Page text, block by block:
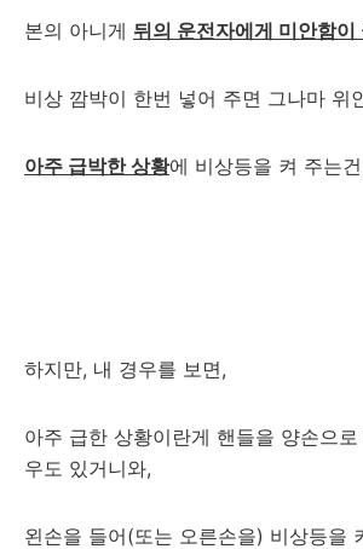
본의 아니게 뒤의 운전자에게 미안함이
비상 깜박이 한번 넣어 주면 그나마 위
아주 급박한 상황에 비상등을 켜 주는
하지만, 내 경우를 보면,
아주 급한 상황이란게 핸들을 양손으
우도 있거니와,
왼손을 들어(또는 오른손을) 비상등을